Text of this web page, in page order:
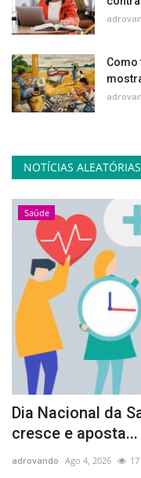
Como
NOTÍCIAS ALEATÓRIAS
Saúde
Dia Nacional da
cresce e aposta...
adrovando Ago 4, 2026 17